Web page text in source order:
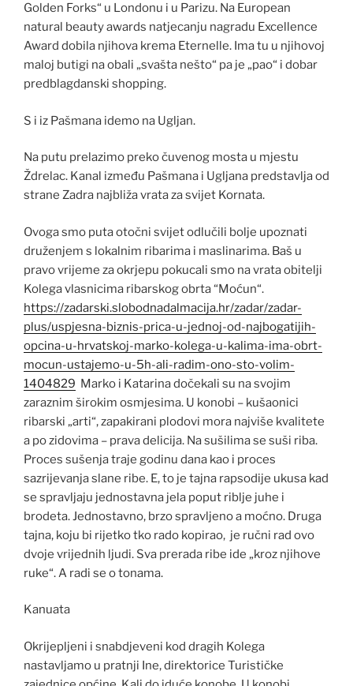
Golden Forks“ u Londonu i u Parizu. Na European
natural beauty awards natjecanju nagradu Excellence
Award dobila njihova krema Eternelle. Ima tu u njihovoj
maloj butigi na obali „svašta nešto“ pa je „pao“ i dobar
predblagdanski shopping.
S i iz Pašmana idemo na Ugljan.
Na putu prelazimo preko čuvenog mosta u mjestu
Ždrelac. Kanal između Pašmana i Ugljana predstavlja od
strane Zadra najbliža vrata za svijet Kornata.
Ovoga smo puta otočni svijet odlučili bolje upoznati
druženjem s lokalnim ribarima i maslinarima. Baš u
pravo vrijeme za okrjepu pokucali smo na vrata obitelji
Kolega vlasnicima ribarskog obrta “Moćun“.
https://zadarski.slobodnadalmacija.hr/zadar/zadar-
plus/uspjesna-biznis-prica-u-jednoj-od-najbogatijih-
opcina-u-hrvatskoj-marko-kolega-u-kalima-ima-obrt-
mocun-ustajemo-u-5h-ali-radim-ono-sto-volim-
1404829 Marko i Katarina dočekali su na svojim
zaraznim širokim osmjesima. U konobi – kušaonici
ribarski „arti“, zapakirani plodovi mora najviše kvalitete
a po zidovima – prava delicija. Na sušilima se suši riba.
Proces sušenja traje godinu dana kao i proces
sazrijevanja slane ribe. E, to je tajna rapsodije ukusa kad
se spravljaju jednostavna jela poput riblje juhe i
brodeta. Jednostavno, brzo spravljeno a moćno. Druga
tajna, koju bi rijetko tko rado kopirao, je ručni rad ovo
dvoje vrijednih ljudi. Sva prerada ribe ide „kroz njihove
ruke“. A radi se o tonama.
Kanuata
Okrijepljeni i snabdjeveni kod dragih Kolega
nastavljamo u pratnji Ine, direktorice Turističke